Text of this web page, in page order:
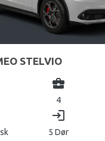
STELVIO
business_center
4
login
5 Dør